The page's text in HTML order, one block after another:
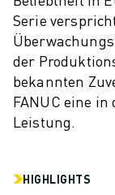
CNC-FRÄSEN
CNC-DREHEN
SPRITZGUSS
PUNKTSCHWEISSEN
Serie
der
bekannten
FANUC eine
Leistung.
HIGHLIGHTS